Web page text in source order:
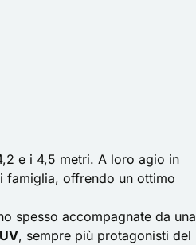
e i 4,5 metri. A loro agio in
famiglia, offrendo un ottimo
spesso accompagnate da una
, sempre più protagonisti del